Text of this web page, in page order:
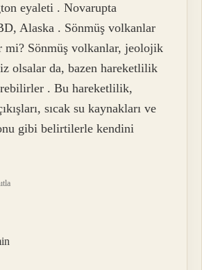
eyaleti . Novarupta
Alaska . Sönmüş volkanlar
mi? Sönmüş volkanlar, jeolojik
olsalar da, bazen hareketlilik
. Bu hareketlilik,
sıcak su kaynakları ve
gibi belirtilerle kendini